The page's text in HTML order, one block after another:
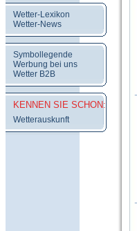
Wetter-Lexikon
Wetter-News
Symbollegende
Werbung bei uns
Wetter B2B
KENNEN SIE SCHON:
Wetterauskunft